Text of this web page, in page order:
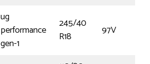
ug
performance
gen-1
245/40
R18
97V